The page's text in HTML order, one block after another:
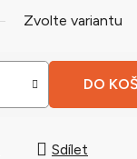
Zvolte variantu
DO
Sdílet